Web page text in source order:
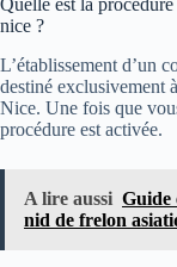
Quelle est la
nice ?
L’établissement d’un
destiné exclusivement
Nice. Une fois que
procédure est activée.
A lire aussi Guide
nid de frelon